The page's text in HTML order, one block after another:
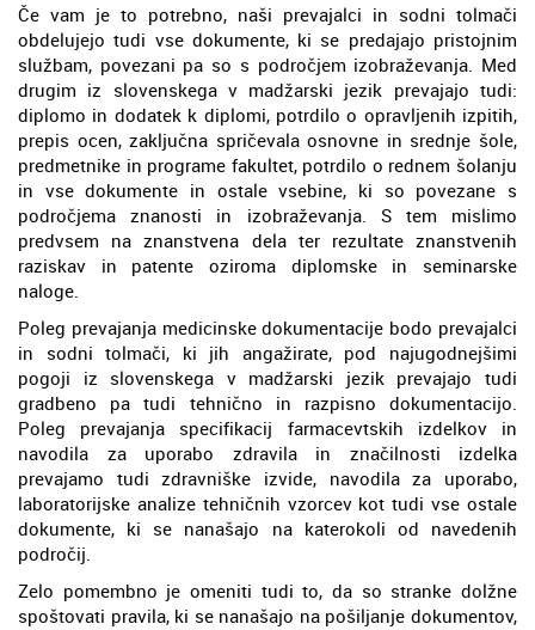
Če vam je to potrebno, naši prevajalci in sodni tolmači
obdelujejo tudi vse dokumente, ki se predajajo pristojnim
službam, povezani pa so s področjem izobraževanja. Med
drugim iz slovenskega v madžarski jezik prevajajo tudi:
diplomo in dodatek k diplomi, potrdilo o opravljenih izpitih,
prepis ocen, zaključna spričevala osnovne in srednje šole,
predmetnike in programe fakultet, potrdilo o rednem šolanju
in vse dokumente in ostale vsebine, ki so povezane s
področjema znanosti in izobraževanja. S tem mislimo
predvsem na znanstvena dela ter rezultate znanstvenih
raziskav in patente oziroma diplomske in seminarske
naloge.
Poleg prevajanja medicinske dokumentacije bodo prevajalci
in sodni tolmači, ki jih angažirate, pod najugodnejšimi
pogoji iz slovenskega v madžarski jezik prevajajo tudi
gradbeno pa tudi tehnično in razpisno dokumentacijo.
Poleg prevajanja specifikacij farmacevtskih izdelkov in
navodila za uporabo zdravila in značilnosti izdelka
prevajamo tudi zdravniške izvide, navodila za uporabo,
laboratorijske analize tehničnih vzorcev kot tudi vse ostale
dokumente, ki se nanašajo na katerokoli od navedenih
področij.
Zelo pomembno je omeniti tudi to, da so stranke dolžne
spoštovati pravila, ki se nanašajo na pošiljanje dokumentov,